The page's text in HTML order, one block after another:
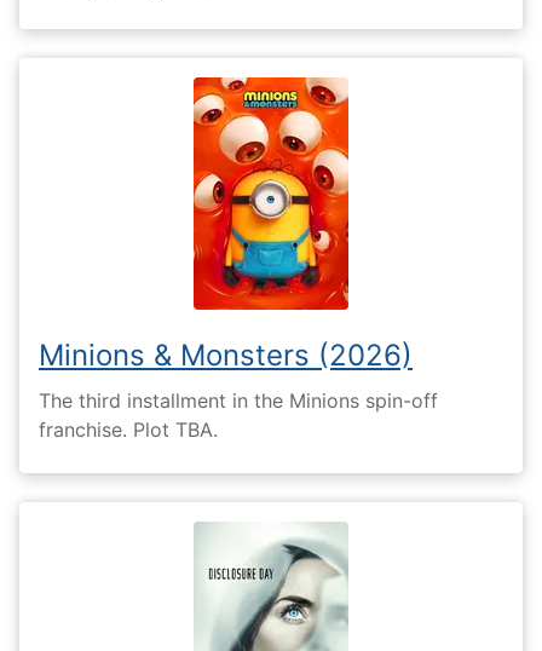
Minions & Monsters (2026)
The third installment in the Minions spin-off
franchise. Plot TBA.